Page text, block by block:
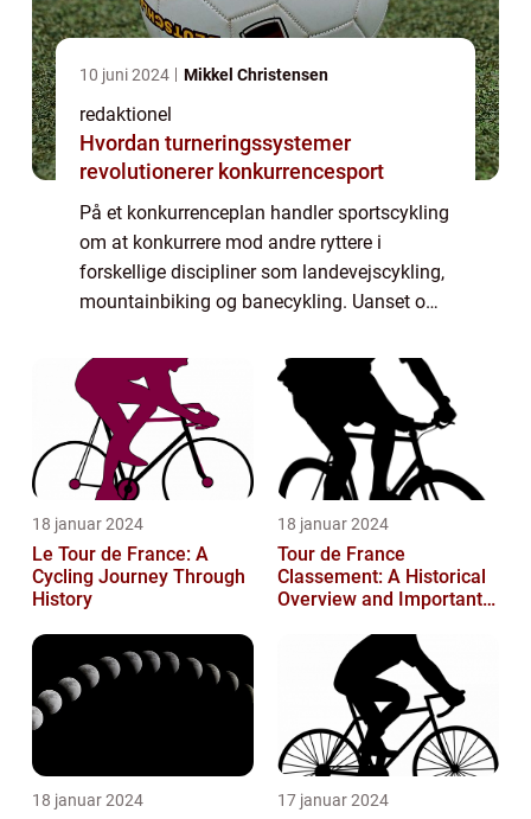
10 juni 2024 Mikkel Christensen
redaktionel
Hvordan turneringssystemer
revolutionerer konkurrencesport
På et konkurrenceplan handler sportscykling
om at konkurrere mod andre ryttere i
forskellige discipliner som landevejscykling,
mountainbiking og banecykling. Uanset om
vigtige ting at vide om sportsc...
18 januar 2024
Le Tour de France: A
Cycling Journey Through
History
18 januar 2024
Tour de France
Classement: A Historical
Overview and Important
18 januar 2024 17 januar 2024